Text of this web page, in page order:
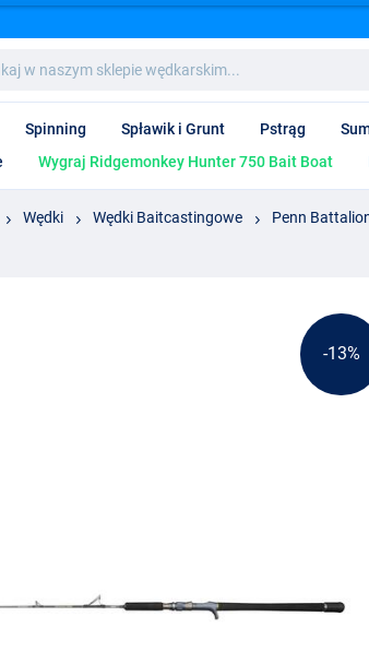
Spinning Spławik i Grunt Pstrąg
Wygraj Ridgemonkey Hunter 750 Bait Boat
Wędki Wędki Baitcastingowe
Penn
-13%